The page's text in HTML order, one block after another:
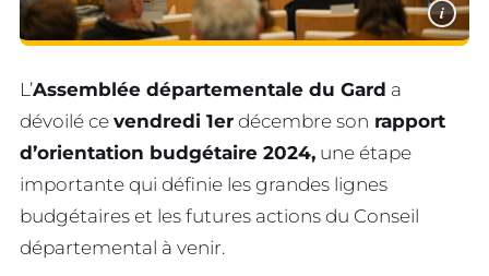
i
L’Assemblée départementale du Gard a
dévoilé ce vendredi 1er décembre son rapport
d’orientation budgétaire 2024, une étape
importante qui définie les grandes lignes
budgétaires et les futures actions du Conseil
départemental à venir.